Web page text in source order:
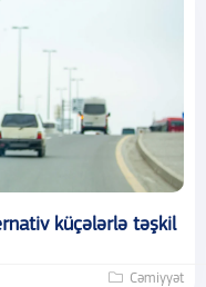
küçələrlə təşkil
Cəmiyyət